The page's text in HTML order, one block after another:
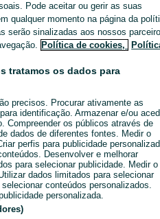
uma nova para contactares
Enviar mensagem
Pode aceitar ou gerir as suas
qualquer momento na página da
serão sinalizadas aos nossos
Política de cookies,
tratamos os dados para
precisos. Procurar ativamente as
identificação. Armazenar e/ou
Compreender os públicos através de
dados de diferentes fontes. Medir o
perfis para publicidade
Desenvolver e melhorar
para selecionar publicidade. Medir o
dados limitados para selecionar
conteúdos personalizados.
personalizada.